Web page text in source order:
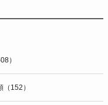
）
（152）